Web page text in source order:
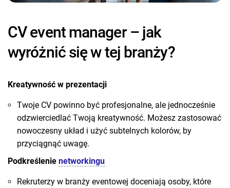
CV event manager – jak
wyróżnić się w tej branży?
Kreatywność w prezentacji
Twoje CV powinno być profesjonalne, ale jednocześnie
odzwierciedlać Twoją kreatywność. Możesz zastosować
nowoczesny układ i użyć subtelnych kolorów, by
przyciągnąć uwagę.
Podkreślenie networkingu
Rekruterzy w branży eventowej doceniają osoby, które